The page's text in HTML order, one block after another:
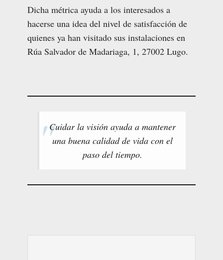
Dicha métrica ayuda a los interesados a
hacerse una idea del nivel de satisfacción de
quienes ya han visitado sus instalaciones en
Rúa Salvador de Madariaga, 1, 27002 Lugo.
Cuidar la visión ayuda a mantener
una buena calidad de vida con el
paso del tiempo.